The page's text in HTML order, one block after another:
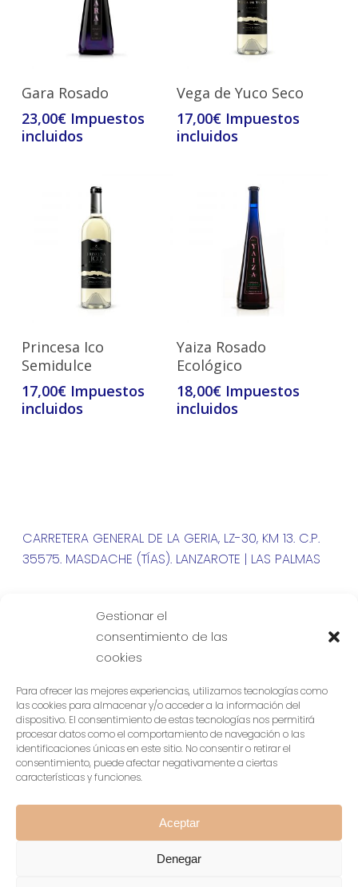
Gestionar el
consentimiento de las
cookies
Para ofrecer las mejores experiencias, utilizamos tecnologías como
las cookies para almacenar y/o acceder a la información del
dispositivo. El consentimiento de estas tecnologías nos permitirá
procesar datos como el comportamiento de navegación o las
identificaciones únicas en este sitio. No consentir o retirar el
consentimiento, puede afectar negativamente a ciertas
características y funciones.
Aceptar
Denegar
Leer Más
Gara Rosado
23,00€
Leer Más
Vega de Yuco Seco
17,00€
Leer Más
Princesa Ico
Semidulce
17,00€
Leer Más
Yaiza Rosado
Ecológico
18,00€
CARRETERA GENERAL DE LA GERIA, LZ-30, KM 13. C.P.
35575. MASDACHE (TÍAS). LANZAROTE | LAS PALMAS